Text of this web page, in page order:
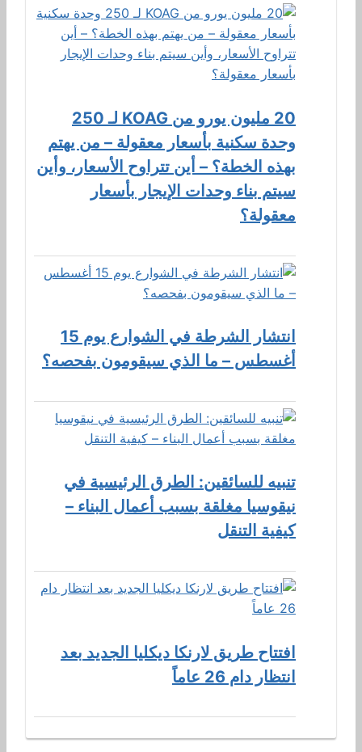
20 مليون يورو من KOAG لـ 250
وحدة سكنية بأسعار معقولة – من يهتم
بهذه الخطة؟ – أين تتراوح الأسعار، وأين
سيتم بناء وحدات الإيجار بأسعار
معقولة؟
انتشار الشرطة في الشوارع يوم 15
أغسطس – ما الذي سيقومون بفحصه؟
تنبيه للسائقين: الطرق الرئيسية في
نيقوسيا مغلقة بسبب أعمال البناء –
كيفية التنقل
افتتاح طريق لارنكا ديكليا الجديد بعد
انتظار دام 26 عاماً